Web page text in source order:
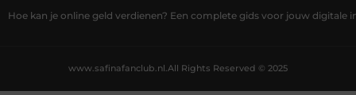
Hoe kan je online geld verdienen? Een complete gids voor jouw digitale
All Rights Reserved © 2025
www.safinafanclub.nl.